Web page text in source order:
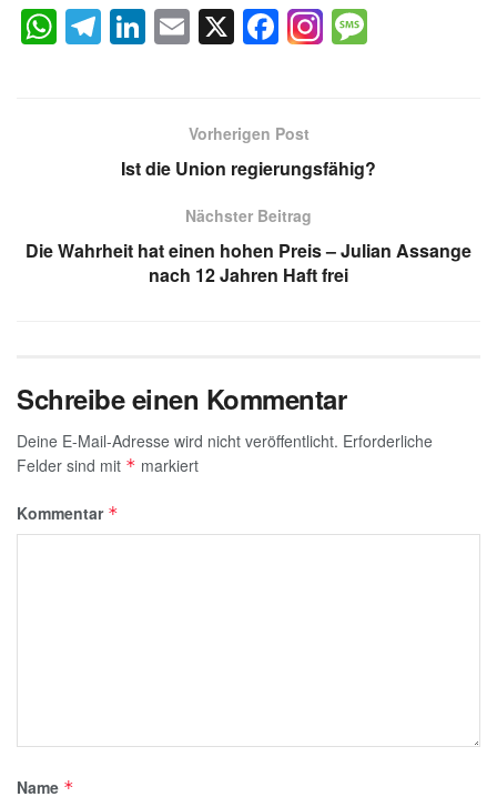
W
p
T Li
dI
E X F
e
b
o
o
k
g
Vorherigen Post
Ist die Union regierungsfähig?
Nächster Beitrag
Die Wahrheit hat einen hohen Preis – Julian Assange
nach 12 Jahren Haft frei
Schreibe einen Kommentar
Deine E-Mail-Adresse wird nicht veröffentlicht. Erforderliche
Felder sind mit * markiert
Kommentar *
Name *